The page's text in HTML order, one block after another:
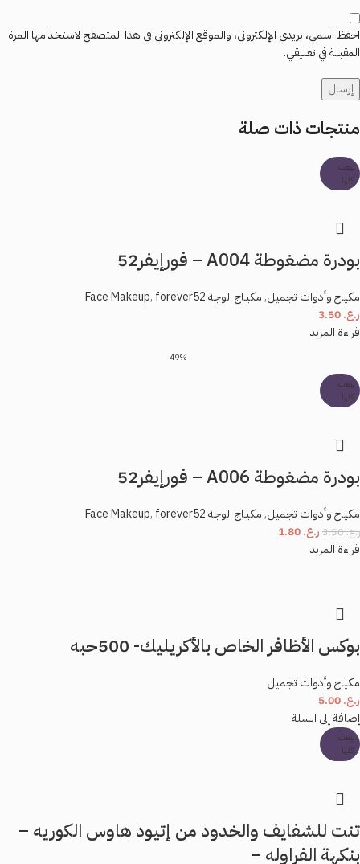
احفظ اسمي، بريدي الإلكتروني، والموقع الإلكتروني في هذا المتصفح لاستخدامها المرة
المقبلة في تعليقي.
منتجات ذات صلة
بيعت
كلها
بودرة مضغوطة A004 – فورإيفر52
مكياج وأدوات تجميل, مكيـاج الوجة Face Makeup , forever52
ر.ع.
قراءة المزيد
-49%
بيعت
كلها
بودرة مضغوطة A006 – فورإيفر52
مكياج وأدوات تجميل, مكيـاج الوجة Face Makeup , forever52
ر.ع.3.50 ر.ع.
قراءة المزيد
بوكس الأظافر الخاص بالأكريليك- 500حبه
مكياج وأدوات تجميل
ر.ع.
إضافة إلى السلة
بيعت
كلها
تنت للشفايف والخدود من إتيود هاوس الكوريه –
بنكهة الفراوله –